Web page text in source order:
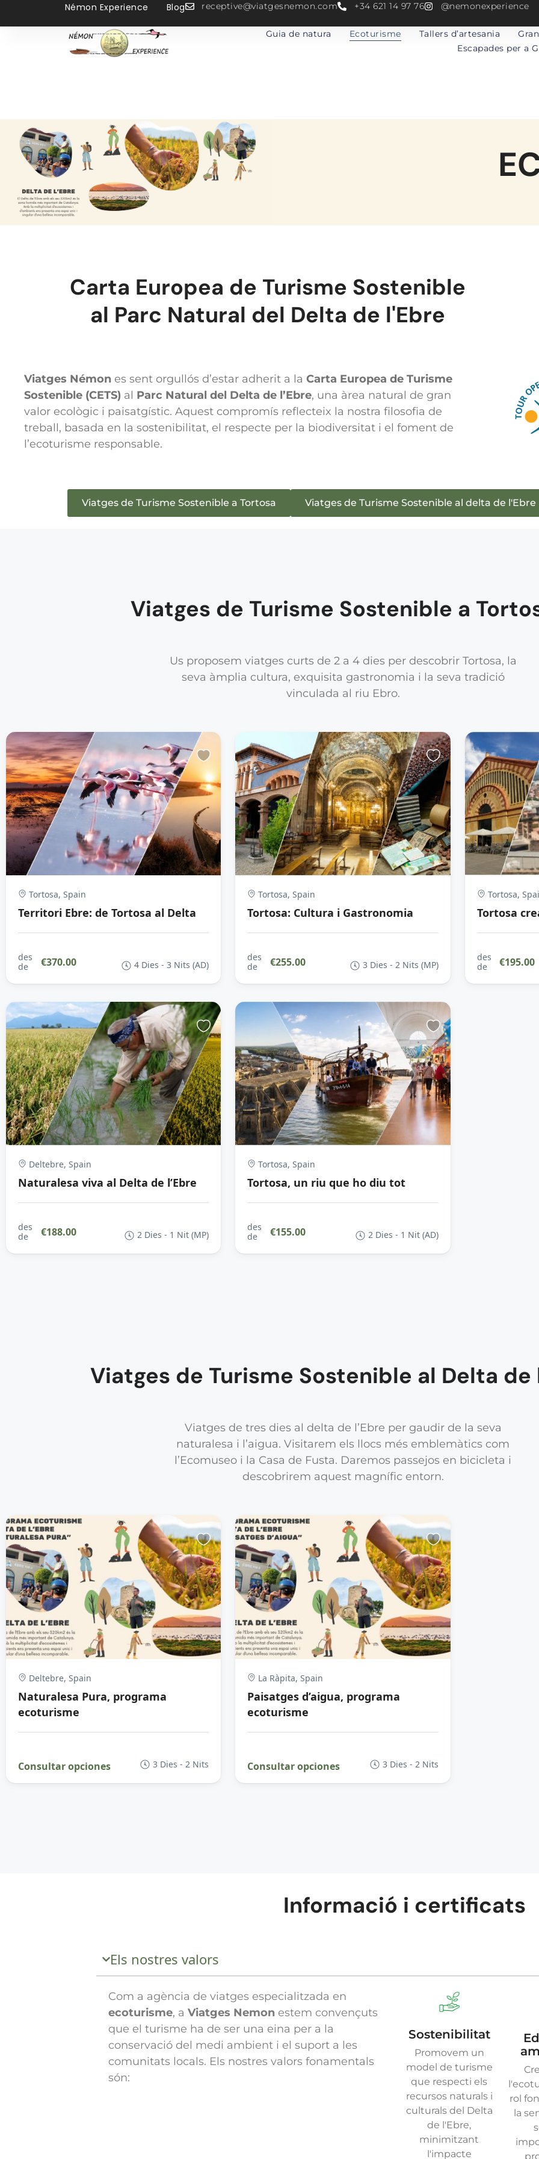
Némon Experience Blog receptive@viatgesnemon.com +34 621 14 97 76 @nemonexperience
Guia de natura Ecoturisme Tallers d’artesania
Escapades per a
Carta Europea de Turisme Sostenible
al Parc Natural del Delta de l'Ebre
Viatges Némon es sent orgullós d’estar adherit a la Carta Europea de Turisme
Sostenible (CETS) al Parc Natural del Delta de l’Ebre, una àrea natural de gran
valor ecològic i paisatgístic. Aquest compromís reflecteix la nostra filosofia de
treball, basada en la sostenibilitat, el respecte per la biodiversitat i el foment de
l’ecoturisme responsable.
Viatges de Turisme Sostenible a Tortosa Viatges de Turisme Sostenible al delta de l'Ebre
Viatges de Turisme Sostenible a
Us proposem viatges curts de 2 a 4 dies per descobrir Tortosa, la
seva àmplia cultura, exquisita gastronomia i la seva tradició
vinculada al riu Ebro.
Tortosa, Spain
Territori Ebre: de Tortosa al Delta
des
de
€370.00 4 Dies - 3 Nits (AD)
Tortosa, Spain
Tortosa: Cultura i Gastronomia
des
de
€255.00 3 Dies - 2 Nits (MP)
Tortosa,
Tortosa
des
de
€195.00
Deltebre, Spain
Naturalesa viva al Delta de l’Ebre
des
de
€188.00 2 Dies - 1 Nit (MP)
Tortosa, Spain
Tortosa, un riu que ho diu tot
des
de
€155.00 2 Dies - 1 Nit (AD)
Viatges de Turisme Sostenible al Delta de
Viatges de tres dies al delta de l’Ebre per gaudir de la seva
naturalesa i l’aigua. Visitarem els llocs més emblemàtics com
l’Ecomuseo i la Casa de Fusta. Daremos passejos en bicicleta i
descobrirem aquest magnífic entorn.
Deltebre, Spain
Naturalesa Pura, programa
ecoturisme
Consultar opciones 3 Dies - 2 Nits
La Ràpita, Spain
Paisatges d’aigua, programa
ecoturisme
Consultar opciones 3 Dies - 2 Nits
Informació i certificats
Els nostres valors
Com a agència de viatges especialitzada en
ecoturisme, a Viatges Nemon estem convençuts
que el turisme ha de ser una eina per a la
conservació del medi ambient i el suport a les
comunitats locals. Els nostres valors fonamentals
són:
Sostenibilitat
Promovem un
model de turisme
que respecti els
recursos naturals i
culturals del Delta
de l'Ebre,
minimitzant
l'impacte
rol
la